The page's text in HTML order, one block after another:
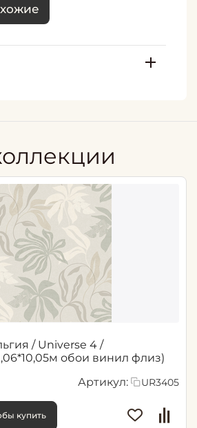
/ Universe 4 /
обои винил флиз)
Артикул: UR3405
купить